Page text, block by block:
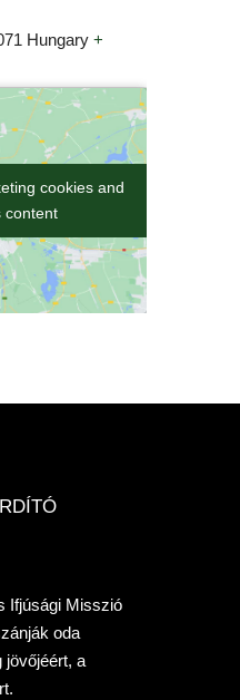
Hungary +
cookies and
content
cookies and
content
Ifjúsági Misszió
oda
jövőjéért, a